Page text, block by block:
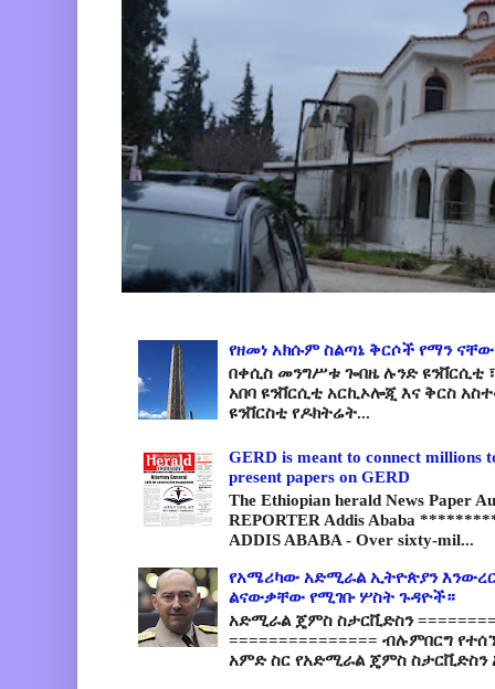
የዘመነ አክሱም ስልጣኔ ቅርሶች የማን
በቀሲስ መንግሥቱ ጐበዜ ሉንድ ዩንቨርሲቲ
አበባ ዩንቨርሲቲ አርኪኦሎጂ እና ቅርስ
ዩንቨርስቲ የዶክትሬት...
GERD is meant to connect millions
present papers on GERD
The Ethiopian herald News Paper
REPORTER Addis Ababa
ADDIS ABABA - Over sixty-mil...
የአሜሪካው አድሚራል ኢትዮጵያን
ልናውቃቸው የሚገቡ ሦስት ጉዳዮች።
አድሚራል ጄምስ ስታርቪድስን
=============== ብሉምበርግ
አምድ ስር የአድሚራል ጄምስ ስታርቪድስን